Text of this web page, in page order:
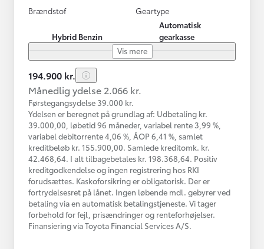
Brændstof
Hybrid Benzin
Geartype
Automatisk
gearkasse
Vis mere
194.900 kr.
Månedlig ydelse 2.066 kr.
Førstegangsydelse 39.000 kr.
Ydelsen er beregnet på grundlag af: Udbetaling kr.
39.000,00, løbetid 96 måneder, variabel rente 3,99 %,
variabel debitorrente 4,06 %, ÅOP 6,41 %, samlet
kreditbeløb kr. 155.900,00. Samlede kreditomk. kr.
42.468,64. I alt tilbagebetales kr. 198.368,64. Positiv
kreditgodkendelse og ingen registrering hos RKI
forudsættes. Kaskoforsikring er obligatorisk. Der er
fortrydelsesret på lånet. Ingen løbende mdl. gebyrer ved
betaling via en automatisk betalingstjeneste. Vi tager
forbehold for fejl, prisændringer og renteforhøjelser.
Finansiering via Toyota Financial Services A/S.